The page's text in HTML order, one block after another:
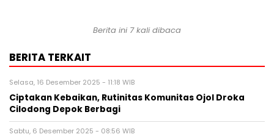
Berita ini 7 kali dibaca
BERITA TERKAIT
Selasa, 16 Desember 2025 - 11:18 WIB
Ciptakan Kebaikan, Rutinitas Komunitas Ojol Droka
Cilodong Depok Berbagi
Sabtu, 6 Desember 2025 - 08:56 WIB